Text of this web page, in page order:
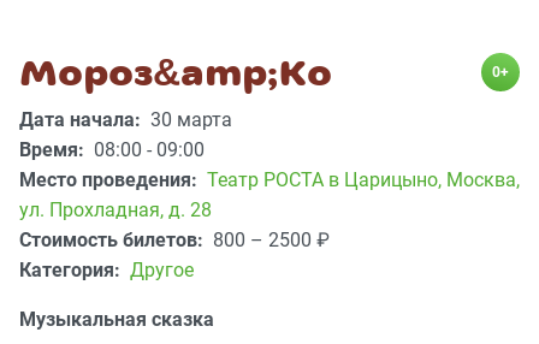
Мороз&amp;Ко 0+
Дата начала: 30 марта
Время: 08:00 - 09:00
Место проведения: Театр РОСТА в Царицыно, Москва,
ул. Прохладная, д. 28
Стоимость билетов: 800 – 2500 ₽
Категория: Другое
Музыкальная сказка